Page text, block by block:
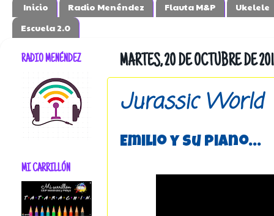
Inicio Radio Menéndez Flauta M&P
Ukelele
Escuela 2.0
MARTES, 20 DE OCTUBRE DE
Jurassic World
Emilio y su piano...
RADIO MENÉNDEZ
MI CARRILLÓN